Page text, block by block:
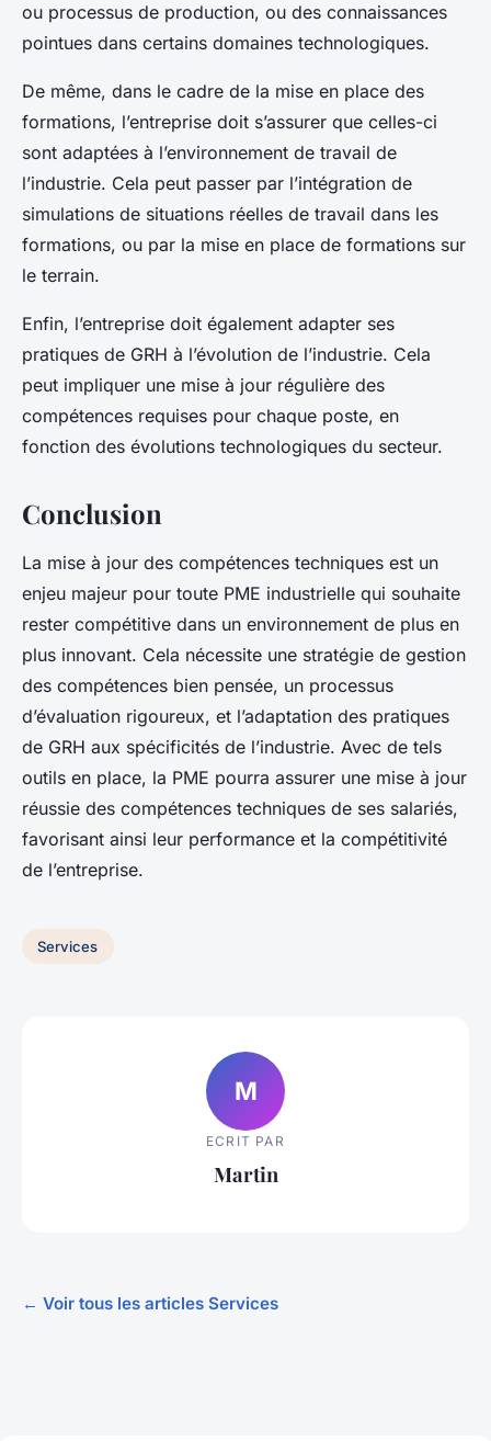
ou processus de production, ou des connaissances
pointues dans certains domaines technologiques.
De même, dans le cadre de la mise en place des
formations, l’entreprise doit s’assurer que celles-ci
sont adaptées à l’environnement de travail de
l’industrie. Cela peut passer par l’intégration de
simulations de situations réelles de travail dans les
formations, ou par la mise en place de formations sur
le terrain.
Enfin, l’entreprise doit également adapter ses
pratiques de GRH à l’évolution de l’industrie. Cela
peut impliquer une mise à jour régulière des
compétences requises pour chaque poste, en
fonction des évolutions technologiques du secteur.
Conclusion
La mise à jour des compétences techniques est un
enjeu majeur pour toute PME industrielle qui souhaite
rester compétitive dans un environnement de plus en
plus innovant. Cela nécessite une stratégie de gestion
des compétences bien pensée, un processus
d’évaluation rigoureux, et l’adaptation des pratiques
de GRH aux spécificités de l’industrie. Avec de tels
outils en place, la PME pourra assurer une mise à jour
réussie des compétences techniques de ses salariés,
favorisant ainsi leur performance et la compétitivité
de l’entreprise.
Services
M
ECRIT PAR
Martin
← Voir tous les articles Services